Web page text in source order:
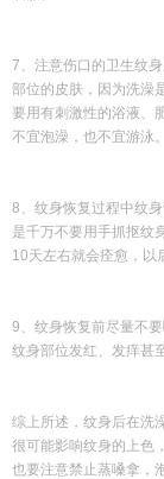
7、注意伤口的卫生纹
部位的皮肤，因为洗澡
要用有刺激性的浴液、
不宜泡澡，也不宜游泳。
8、纹身恢复过程中纹
是千万不要用手抓抠纹
10天左右就会痊愈，以
9、纹身恢复前尽量不
纹身部位发红、发痒甚
综上所述，纹身后在洗
很可能影响纹身的上色
也要注意禁止蒸嗓拿，